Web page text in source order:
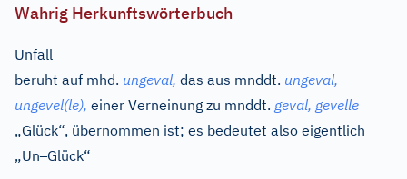
Wahrig Herkunftswörterbuch
Unfall
beruht auf mhd. ungeval, das aus mnddt. ungeval,
ungevel(le), einer Verneinung zu mnddt. geval, gevelle
„Glück“, übernommen ist; es bedeutet also eigentlich
„Un–Glück“